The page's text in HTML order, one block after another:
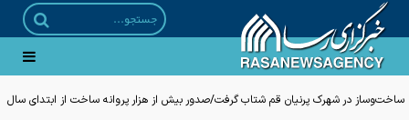
ساخت‌وساز در شهرک پرنیان قم شتاب گرفت/صدور بیش از هزار پروانه ساخت از ابتدای سال